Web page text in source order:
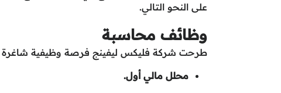
على النحو التالي.
وظائف محاسبة
طرحت شركة فليكس ليفينج فرصة وظيفية شاغرة
محلل مالي أول.